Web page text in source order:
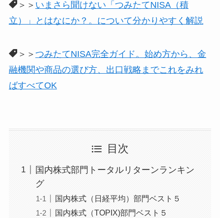
＞＞ いまさら聞けない「つみたてNISA（積
立）」とはなにか？。について分かりやすく解説
＞＞ つみたてNISA完全ガイド。始め方から、金
融機関や商品の選び方、出口戦略までこれをみれ
ばすべてOK
目次
国内株式部門トータルリターンランキン
グ
国内株式（日経平均）部門ベスト５
国内株式（TOPIX)部門ベスト５